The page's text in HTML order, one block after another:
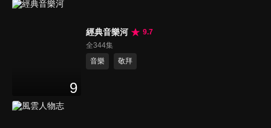
9
經典音樂河
9.7
全344集
音樂
敬拜